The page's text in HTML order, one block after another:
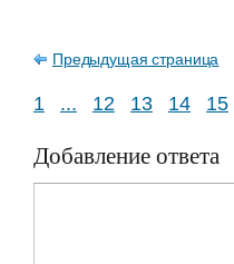
Предыдущая страница
1 ... 12 13 14 15
Добавление ответа